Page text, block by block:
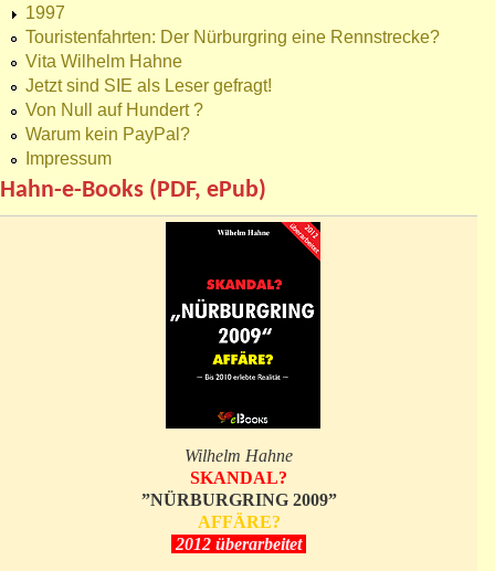
1997
Touristenfahrten: Der Nürburgring eine Rennstrecke?
Vita Wilhelm Hahne
Jetzt sind SIE als Leser gefragt!
Von Null auf Hundert ?
Warum kein PayPal?
Impressum
Hahn-e-Books (PDF, ePub)
Wilhelm Hahne
SKANDAL?
”NÜRBURGRING 2009”
AFFÄRE?
2012 überarbeitet